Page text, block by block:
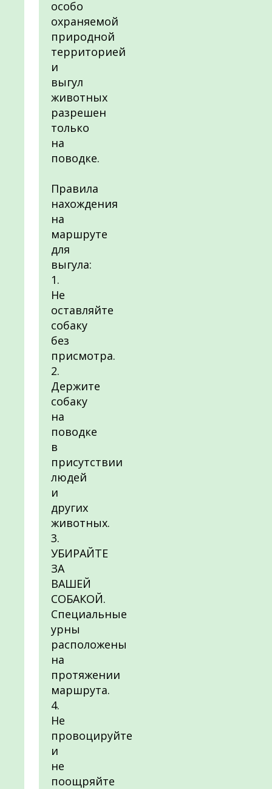
особо
охраняемой
природной
территорией
и
выгул
животных
разрешен
только
на
поводке.
Правила
нахождения
на
маршруте
для
выгула:
1.
Не
оставляйте
собаку
без
присмотра.
2.
Держите
собаку
на
поводке
в
присутствии
людей
и
других
животных.
3.
УБИРАЙТЕ
ЗА
ВАШЕЙ
СОБАКОЙ.
Специальные
урны
расположены
на
протяжении
маршрута.
4.
Не
провоцируйте
и
не
поощряйте